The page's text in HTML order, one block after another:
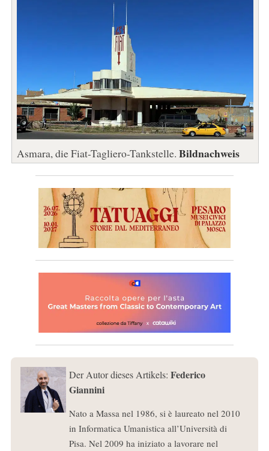
Asmara, die Fiat-Tagliero-Tankstelle. Bildnachweis
Der Autor dieses Artikels: Federico
Giannini
Nato a Massa nel 1986, si è laureato nel 2010
in Informatica Umanistica all’Università di
Pisa. Nel 2009 ha iniziato a lavorare nel